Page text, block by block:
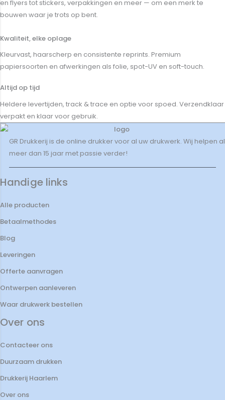
en flyers tot stickers, verpakkingen en meer — om een merk te
bouwen waar je trots op bent.
Kwaliteit, elke oplage
Kleurvast, haarscherp en consistente reprints. Premium
papiersoorten en afwerkingen als folie, spot-UV en soft-touch.
Altijd op tijd
Heldere levertijden, track & trace en optie voor spoed. Verzendklaar
verpakt en klaar voor gebruik.
GR Drukkerij is de online drukker voor al uw drukwerk. Wij helpen al
meer dan 15 jaar met passie verder!
Handige links
Alle producten
Betaalmethodes
Blog
Leveringen
Offerte aanvragen
Ontwerpen aanleveren
Waar drukwerk bestellen
Over ons
Contacteer ons
Duurzaam drukken
Drukkerij Haarlem
Over ons